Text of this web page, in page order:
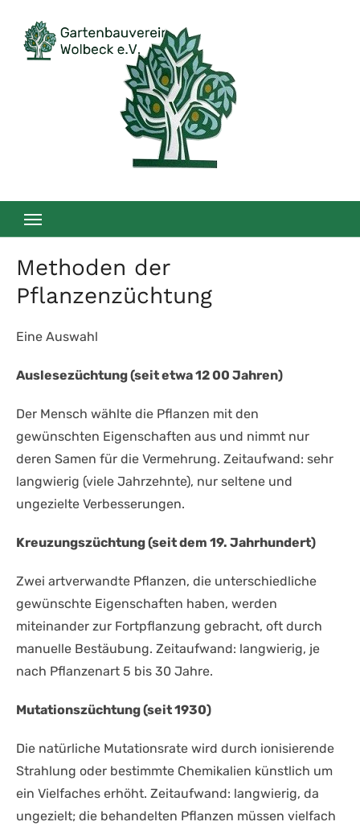
Inhalt
springen
Methoden der
Pflanzenzüchtung
Eine Auswahl
Auslesezüchtung (seit etwa 12 00 Jahren)
Der Mensch wählte die Pflanzen mit den
gewünschten Eigenschaften aus und nimmt nur
deren Samen für die Vermehrung. Zeitaufwand: sehr
langwierig (viele Jahrzehnte), nur seltene und
ungezielte Verbesserungen.
Kreuzungszüchtung (seit dem 19. Jahrhundert)
Zwei artverwandte Pflanzen, die unterschiedliche
gewünschte Eigenschaften haben, werden
miteinander zur Fortpflanzung gebracht, oft durch
manuelle Bestäubung. Zeitaufwand: langwierig, je
nach Pflanzenart 5 bis 30 Jahre.
Mutationszüchtung (seit 1930)
Die natürliche Mutationsrate wird durch ionisierende
Strahlung oder bestimmte Chemikalien künstlich um
ein Vielfaches erhöht. Zeitaufwand: langwierig, da
ungezielt; die behandelten Pflanzen müssen vielfach